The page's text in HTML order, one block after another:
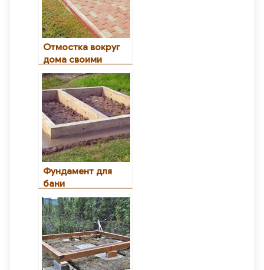
Отмостка вокруг
дома своими
руками или как
продлить жизнь
фундамента
Фундамент для
бани